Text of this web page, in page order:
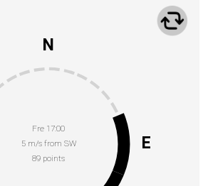
Fre 17:00
5 m/s from SW
89 points
N
E